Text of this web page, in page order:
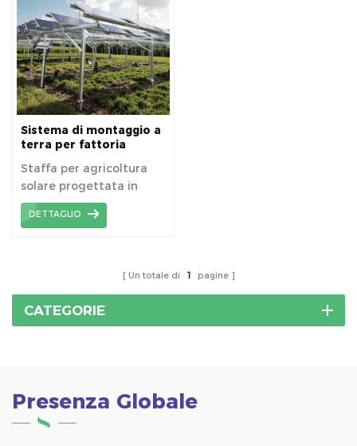
Sistema di montaggio a
terra per fattoria
Staffa per agricoltura
solare progettata in
modo indipendente
Kseng, stabile.
DETTAGLIO
Un totale di 1 pagine
CATEGORIE
Presenza Globale